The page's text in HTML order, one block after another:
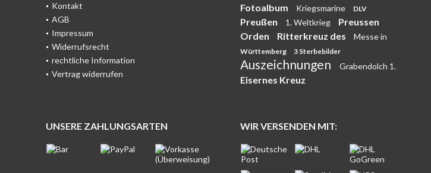
Kontakt
AGB
Impressum
Widerrufsrecht
rechtliche Information
Vertrag widerrufen
Fotoalbum Kriegsmarine DLV
Preußen 1. Weltkrieg
Preussen
Orden
Ritterkreuz des Messe in
Württemberg 3 Sterbebilder
Auszeichnungen Grabendolch 1.
Eisernes Kreuz
UNSERE ZAHLUNGSARTEN WIR VERSENDEN MIT: